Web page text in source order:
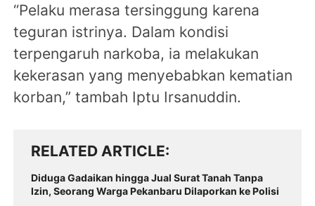
“Pelaku merasa tersinggung karena
teguran istrinya. Dalam kondisi
terpengaruh narkoba, ia melakukan
kekerasan yang menyebabkan kematian
korban,” tambah Iptu Irsanuddin.
RELATED ARTICLE
Diduga Gadaikan hingga Jual Surat Tanah Tanpa
Izin, Seorang Warga Pekanbaru Dilaporkan ke Polisi